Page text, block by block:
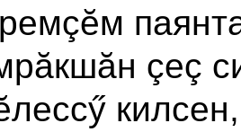
çеç
килсен,